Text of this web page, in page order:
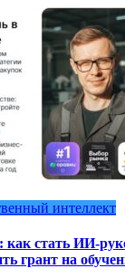
интеллект
как стать ИИ-
грант на